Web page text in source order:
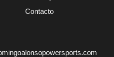
Contacto